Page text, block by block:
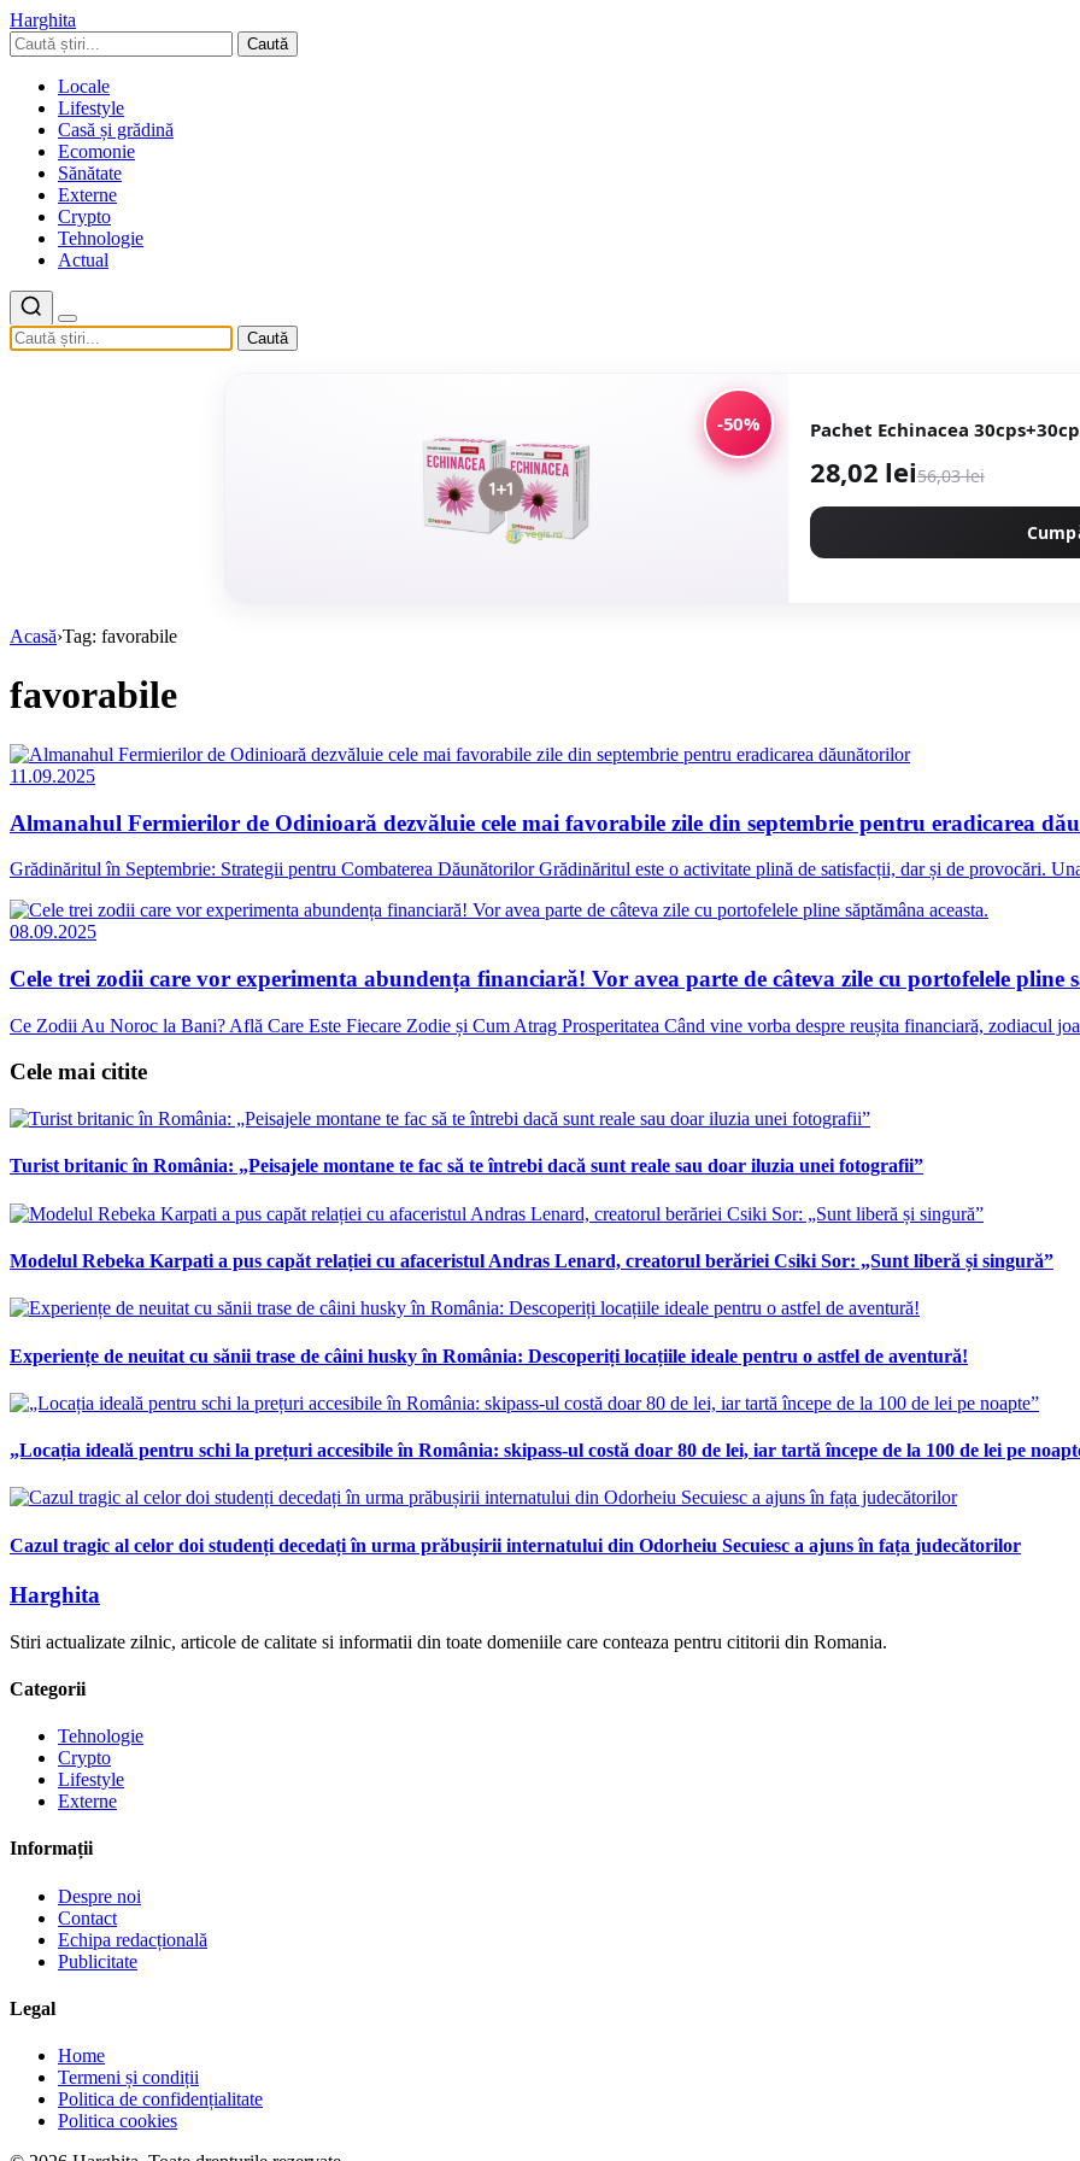
Harghita
Caută
Locale
Lifestyle
Casă și grădină
Ecomonie
Sănătate
Externe
Crypto
Tehnologie
Actual
Caută
-50% Pachet Echinacea
28,02 lei56,03 lei
Acasă›Tag: favorabile
favorabile
11.09.2025
Almanahul Fermierilor de Odinioară dezvăluie cele mai favorabile zile din septembrie pentru eradicarea
Grădinăritul în Septembrie: Strategii pentru Combaterea Dăunătorilor Grădinăritul este o activitate plină de satisfacții, dar și de provocări.
08.09.2025
Cele trei zodii care vor experimenta abundența financiară! Vor avea parte de câteva zile cu portofelele pline
Ce Zodii Au Noroc la Bani? Află Care Este Fiecare Zodie și Cum Atrag Prosperitatea Când vine vorba despre reușita financiară, zodiacul
Cele mai citite
Turist britanic în România: „Peisajele montane te fac să te întrebi dacă sunt reale sau doar iluzia unei fotografii”
Modelul Rebeka Karpati a pus capăt relației cu afaceristul Andras Lenard, creatorul berăriei Csiki Sor: „Sunt liberă și singură”
Experiențe de neuitat cu sănii trase de câini husky în România: Descoperiți locațiile ideale pentru o astfel de aventură!
„Locația ideală pentru schi la prețuri accesibile în România: skipass-ul costă doar 80 de lei, iar tartă începe de la 100 de lei pe
Cazul tragic al celor doi studenți decedați în urma prăbușirii internatului din Odorheiu Secuiesc a ajuns în fața judecătorilor
Harghita
Stiri actualizate zilnic, articole de calitate si informatii din toate domeniile care conteaza pentru cititorii din Romania.
Categorii
Tehnologie
Crypto
Lifestyle
Externe
Informații
Despre noi
Contact
Echipa redacțională
Publicitate
Legal
Home
Termeni și condiții
Politica de confidențialitate
Politica cookies